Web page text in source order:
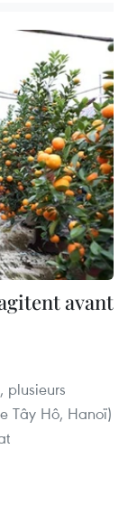
avant
plusieurs
Tây Hô, Hanoï)